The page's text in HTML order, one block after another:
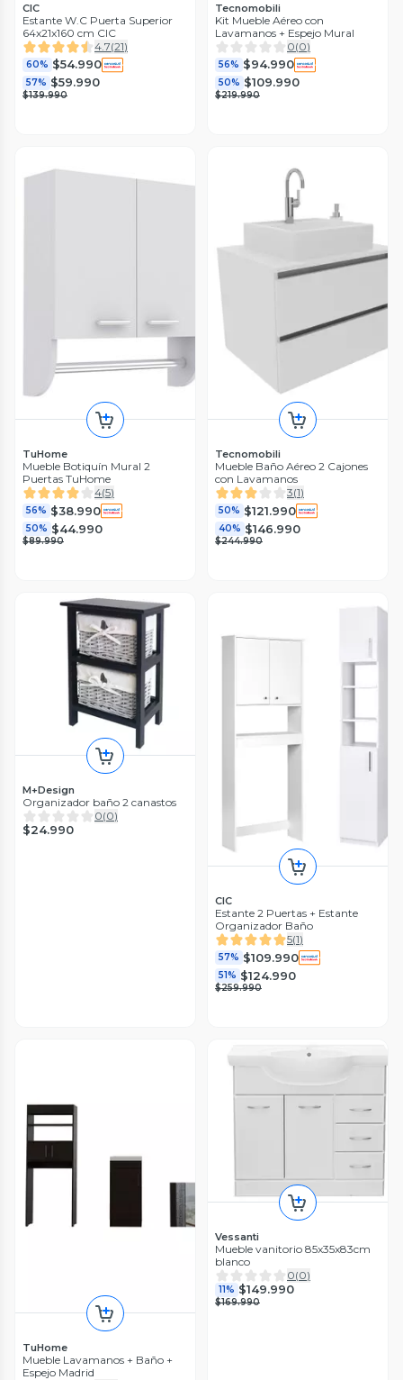
CIC
Estante W.C Puerta Superior
64x21x160 cm CIC
4.7(21)
60% $54.990
57% $59.990
$139.990
Tecnomobili
Kit Mueble Aéreo con
Lavamanos + Espejo Mural
0(0)
56% $94.990
50% $109.990
$219.990
TuHome
Mueble Botiquín Mural 2
Puertas TuHome
4(5)
56% $38.990
50% $44.990
$89.990
Tecnomobili
Mueble Baño Aéreo 2 Cajones
con Lavamanos
3(1)
50% $121.990
40% $146.990
$244.990
M+Design
Organizador baño 2 canastos
0(0)
$24.990
CIC
Estante 2 Puertas + Estante
Organizador Baño
5(1)
57% $109.990
51% $124.990
$259.990
TuHome
Mueble Lavamanos + Baño +
Espejo Madrid
Vessanti
Mueble vanitorio 85x35x83cm
blanco
0(0)
11% $149.990
$169.990